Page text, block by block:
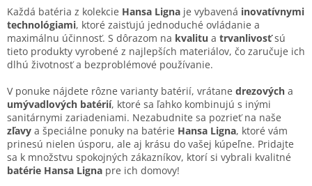
e
p
r
v
k
y
v
ý
p
i
s
u
Každá batéria z kolekcie Hansa Ligna je vybavená inovatívnymi
technológiami, ktoré zaisťujú jednoduché ovládanie a
maximálnu účinnosť. S dôrazom na kvalitu a trvanlivosťsú
tieto produkty vyrobené z najlepších materiálov, čo zaručuje ich
dlhú životnosť a bezproblémové používanie.
V ponuke nájdete rôzne varianty batérií, vrátane drezových a
umývadlových batérií, ktoré sa ľahko kombinujú s inými
sanitárnymi zariadeniami. Nezabudnite sa pozrieť na naše
zľavy a špeciálne ponuky na batérie Hansa Ligna, ktoré vám
prinesú nielen úsporu, ale aj krásu do vašej kúpeľne. Pridajte
sa k množstvu spokojných zákazníkov, ktorí si vybrali kvalitné
batérie Hansa Ligna pre ich domovy!